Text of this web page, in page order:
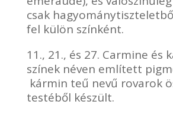
csak
fel külön színként.
11., 21., és 27. Carmine és
színek néven említett
kármin teű nevű rovarok
testéből készült.